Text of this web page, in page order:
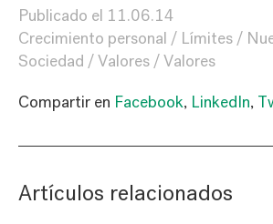
Publicado el 11.06.14
Crecimiento personal
Límites
Sociedad
Valores Valores
Compartir en Facebook, LinkedIn,
Artículos relacionados